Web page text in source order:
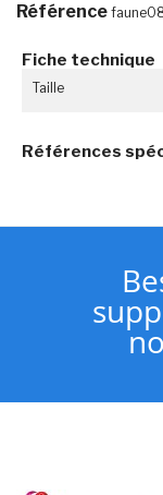
Référence
Fiche technique
Taille
Références